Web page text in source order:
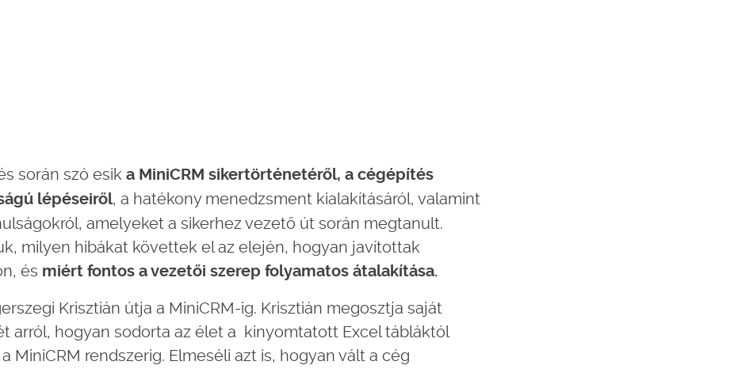
során szó esik a MiniCRM sikertörténetéről, a cégépítés
lépéseiről, a hatékony menedzsment kialakításáról, valamint
amelyeket a sikerhez vezető út során megtanult.
milyen hibákat követtek el az elején, hogyan javítottak
és miért fontos a vezetői szerep folyamatos átalakítása.
Krisztián útja a MiniCRM-ig. Krisztián megosztja saját
arról, hogyan sodorta az élet a kinyomtatott Excel tábláktól
MiniCRM rendszerig. Elmeséli azt is, hogyan vált a cég